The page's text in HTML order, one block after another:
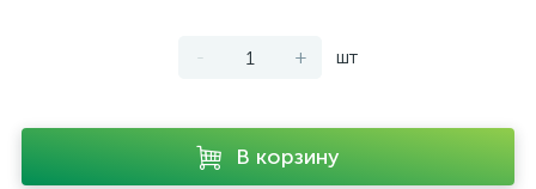
- + шт
В корзину